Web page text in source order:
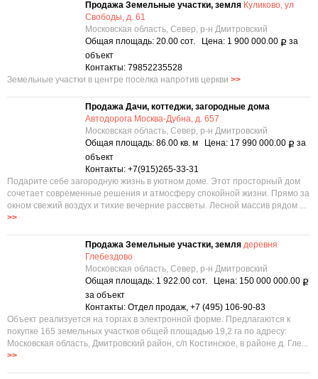
Продажа Земельные участки, земля Куликово, ул
Свободы, д. 61
Московская область, Север, р-н Дмитровский
Общая площадь: 20.00 сот. Цена: 1 900 000.00 Р за
объект
Контакты: 79852235528
Земельные участки в центре поселка напротив церкви >>
Продажа Дачи, коттеджи, загородные дома
Автодорога Москва-Дубна, д. 657
Московская область, Север, р-н Дмитровский
Общая площадь: 86.00 кв. м Цена: 17 990 000.00 Р за
объект
Контакты: +7(915)265-33-31
Подарите себе загородную жизнь в уютном доме. Этот просторный дом
сочетает современные решения и атмосферу спокойной жизни. Прямо за
окном свежий воздух и тихие вечерние рассветы. Лесной массив рядом ...
>>
Продажа Земельные участки, земля деревня
Глебездово
Московская область, Север, р-н Дмитровский
Общая площадь: 1 922.00 сот. Цена: 150 000 000.00 Р
за объект
Контакты: Отдел продаж, +7 (495) 106-90-83
Объект реализуется на торгах в электронной форме. Предлагаются к
покупке 165 земельных участков общей площадью 19,2 га по адресу:
Московская область, Дмитровский район, с/п Костинское, в районе д. Гле...
>>